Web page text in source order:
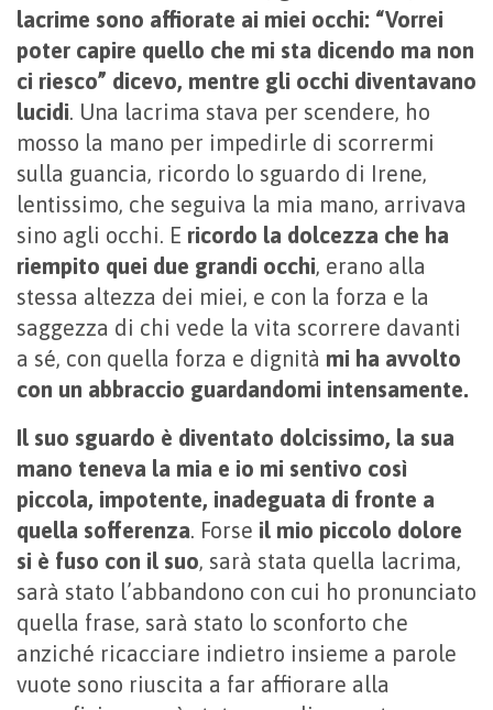
lacrime sono affiorate ai miei occhi: “Vorrei
poter capire quello che mi sta dicendo ma non
ci riesco” dicevo, mentre gli occhi diventavano
lucidi. Una lacrima stava per scendere, ho
mosso la mano per impedirle di scorrermi
sulla guancia, ricordo lo sguardo di Irene,
lentissimo, che seguiva la mia mano, arrivava
sino agli occhi. E ricordo la dolcezza che ha
riempito quei due grandi occhi, erano alla
stessa altezza dei miei, e con la forza e la
saggezza di chi vede la vita scorrere davanti
a sé, con quella forza e dignità mi ha avvolto
con un abbraccio guardandomi intensamente.
Il suo sguardo è diventato dolcissimo, la sua
mano teneva la mia e io mi sentivo così
piccola, impotente, inadeguata di fronte a
quella sofferenza. Forse il mio piccolo dolore
si è fuso con il suo, sarà stata quella lacrima,
sarà stato l’abbandono con cui ho pronunciato
quella frase, sarà stato lo sconforto che
anziché ricacciare indietro insieme a parole
vuote sono riuscita a far affiorare alla